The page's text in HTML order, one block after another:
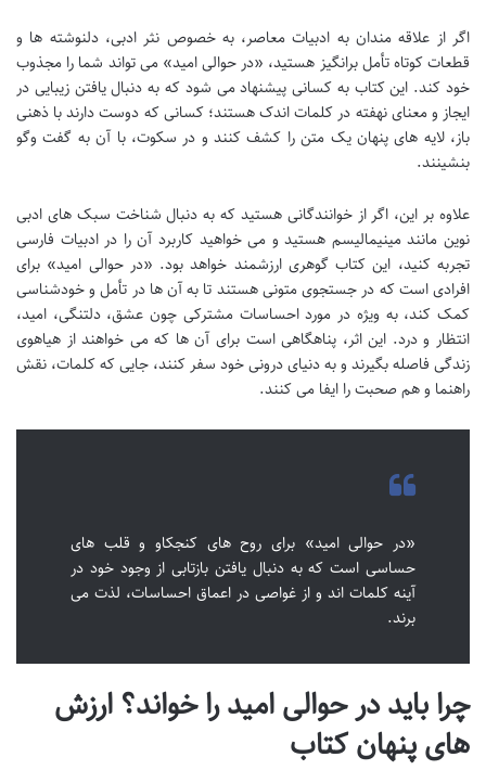
اگر از علاقه مندان به ادبیات معاصر، به خصوص نثر ادبی، دلنوشته ها و
قطعات کوتاه تأمل برانگیز هستید، «در حوالی امید» می تواند شما را مجذوب
خود کند. این کتاب به کسانی پیشنهاد می شود که به دنبال یافتن زیبایی در
ایجاز و معنای نهفته در کلمات اندک هستند؛ کسانی که دوست دارند با ذهنی
باز، لایه های پنهان یک متن را کشف کنند و در سکوت، با آن به گفت وگو
بنشینند.
علاوه بر این، اگر از خوانندگانی هستید که به دنبال شناخت سبک های ادبی
نوین مانند مینیمالیسم هستید و می خواهید کاربرد آن را در ادبیات فارسی
تجربه کنید، این کتاب گوهری ارزشمند خواهد بود. «در حوالی امید» برای
افرادی است که در جستجوی متونی هستند تا به آن ها در تأمل و خودشناسی
کمک کند، به ویژه در مورد احساسات مشترکی چون عشق، دلتنگی، امید،
انتظار و درد. این اثر، پناهگاهی است برای آن ها که می خواهند از هیاهوی
زندگی فاصله بگیرند و به دنیای درونی خود سفر کنند، جایی که کلمات، نقش
راهنما و هم صحبت را ایفا می کنند.
«در حوالی امید» برای روح های کنجکاو و قلب های
حساسی است که به دنبال یافتن بازتابی از وجود خود در
آینه کلمات اند و از غواصی در اعماق احساسات، لذت می
برند.
چرا بایددر حوالی امیدرا خواند؟ ارزش
های پنهان کتاب